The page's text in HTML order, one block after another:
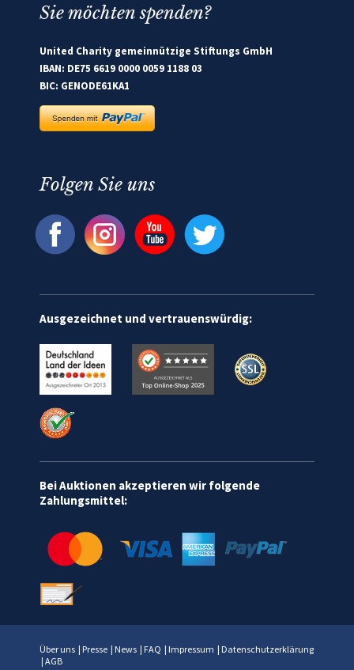
Sie möchten spenden?
United Charity gemeinnützige Stiftungs GmbH
IBAN: DE75 6619 0000 0059 1188 03
BIC: GENODE61KA1
Folgen Sie uns
Ausgezeichnet und vertrauenswürdig:
Bei Auktionen akzeptieren wir folgende
Zahlungsmittel:
Über uns | Presse | News | FAQ | Impressum | Datenschutzerklärung
| AGB